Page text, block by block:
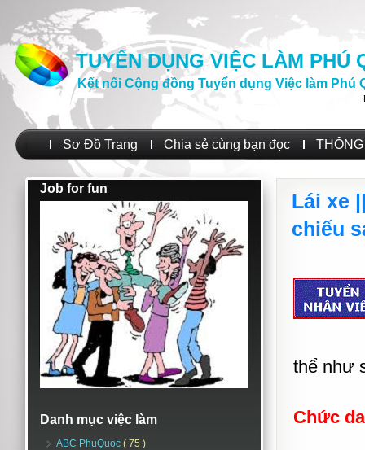
TUYỂN DỤNG VIỆC LÀM PHÚ
Kết nối Cộng đồng Tuyển dụng Việc làm Phú
Sơ Đồ Trang Chia sẻ cùng bạn đọc
Job for fun
Danh mục việc làm
ABC PhuQuoc ( 75 )
Lái xe
chiếu
thể như
Chức